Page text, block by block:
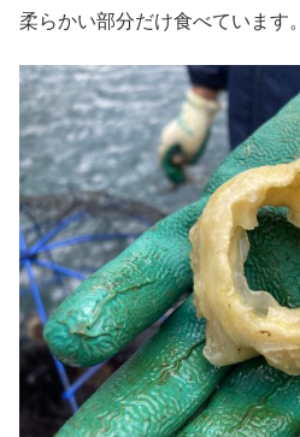
柔らかい部分だけ食べています。